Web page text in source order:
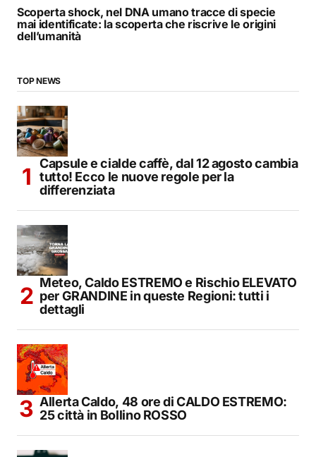
Scoperta shock, nel DNA umano tracce di specie
mai identificate: la scoperta che riscrive le origini
dell’umanità
TOP NEWS
Capsule e cialde caffè, dal 12 agosto cambia
tutto! Ecco le nuove regole per la
differenziata
Meteo, Caldo ESTREMO e Rischio ELEVATO
per GRANDINE in queste Regioni: tutti i
dettagli
Allerta Caldo, 48 ore di CALDO ESTREMO:
25 città in Bollino ROSSO